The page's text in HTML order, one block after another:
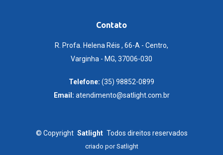
Contato
R. Profa. Helena Réis , 66-A - Centro,
Varginha - MG, 37006-030
Telefone: (35) 98852-0899
Email: atendimento@satlight.com.br
© Copyright Satlight Todos direitos reservados
criado porSatlight